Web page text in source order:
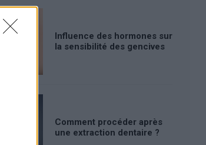
Influence des hormones sur
la sensibilité des gencives
Comment procéder après
une extraction dentaire ?